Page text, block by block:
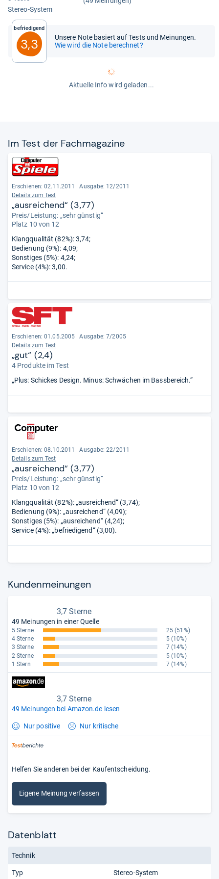
Ste­reo-​Sys­tem
Befriedigend
3,3
Unsere Note basiert auf Tests und Meinungen.
Wie wird die Note berechnet?
Aktuelle Info wird geladen...
Im Test der Fach­ma­ga­zine
Erschienen: 02.11.2011
Ausgabe: 12/2011
Details zum Test
„ausreichend“ (3,77)
Preis/Leistung: „sehr günstig“
Platz 10 von 12
Klangqualität (82%): 3,74;
Bedienung (9%): 4,09;
Sonstiges (5%): 4,24;
Service (4%): 3,00.
Erschienen: 01.05.2005
Ausgabe: 7/2005
Details zum Test
„gut“ (2,4)
4 Produkte im Test
„Plus: Schickes Design. Minus: Schwächen im Bassbereich.“
Erschienen: 08.10.2011
Ausgabe: 22/2011
Details zum Test
„ausreichend“ (3,77)
Preis/Leistung: „sehr günstig“
Platz 10 von 12
Klangqualität (82%): „ausreichend“ (3,74);
Bedienung (9%): „ausreichend“ (4,09);
Sonstiges (5%): „ausreichend“ (4,24);
Service (4%): „befriedigend“ (3,00).
Kun­den­mei­nun­gen
3,7 Sterne
49 Meinungen in einer Quelle
5 Sterne 25 (51%)
4 Sterne
5 (10%)
3 Sterne
7 (14%)
2 Sterne
5 (10%)
1 Stern
7 (14%)
3,7 Sterne
49 Meinungen bei Amazon.de lesen
Nur positive Nur kritische
Helfen Sie anderen bei der Kaufentscheidung.
Eigene Meinung verfassen
Datenblatt
Technik
Typ Stereo-System